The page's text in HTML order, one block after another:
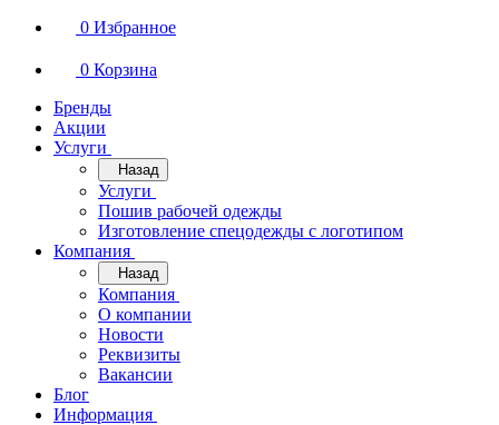
0 Избранное
0 Корзина
Бренды
Акции
Услуги
Назад
Услуги
Пошив рабочей одежды
Изготовление спецодежды с логотипом
Компания
Назад
Компания
О компании
Новости
Реквизиты
Вакансии
Блог
Информация